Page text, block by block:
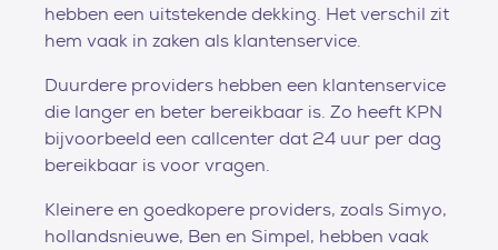
hebben een uitstekende dekking. Het verschil zit
hem vaak in zaken als klantenservice.
Duurdere providers hebben een klantenservice
die langer en beter bereikbaar is. Zo heeft KPN
bijvoorbeeld een callcenter dat 24 uur per dag
bereikbaar is voor vragen.
Kleinere en goedkopere providers, zoals Simyo,
hollandsnieuwe, Ben en Simpel, hebben vaak